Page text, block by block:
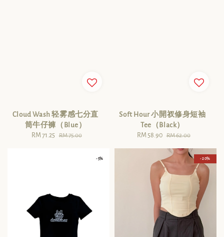
Cloud Wash 轻雾感七分直
筒牛仔褲（Blue）
Sale
RM 71.25 Regular
RM 75.00
Soft Hour 小開衩修身短袖
Tee（Black）
Sale
RM 58.90 Regular
RM 62.00
- 5% - 20%